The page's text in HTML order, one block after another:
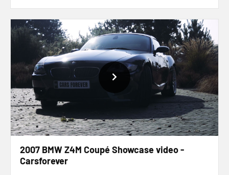
2007 BMW Z4M Coupé Showcase video -
Carsforever